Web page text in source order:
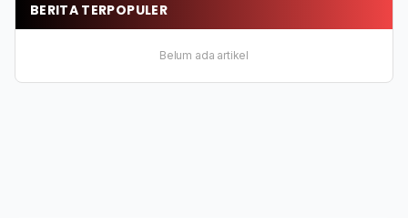
BERITA TERPOPULER
Belum ada artikel